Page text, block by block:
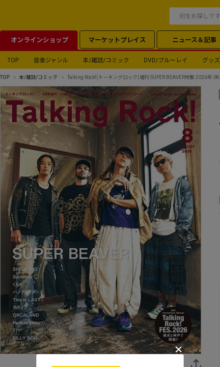
オンラインショップ マーケットプレイス ニュース＆記事
TOP 音楽ジャンル 本/雑誌/コミック DVD/ブルーレイ グッズ
TOP 本/雑誌/コミック Talking Rock!(トーキングロック)増刊 SUPER BEAVER特集 2026年